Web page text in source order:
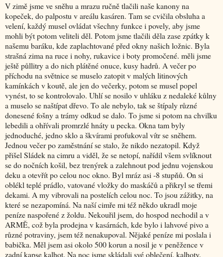
V zimě jsme ve sněhu a mrazu ručně tlačili naše kanony na
kopeček, do palpostu v areálu kasáren. Tam se cvičila obsluha a
velení, každý musel ovládat všechny funkce i povely, aby jsme
mohli být potom veliteli děl. Potom jsme tlačili děla zase zpátky k
našemu baráku, kde zaplachtované před okny našich ložnic. Byla
strašná zima na ruce i nohy, rukavice i boty promočené. měli jsme
ještě půllitry a do nich plátěné onuce, kusy hadrů. A večer po
příchodu na světnice se muselo zatopit v malých litinových
kamínkách v koutě, ale jen do večerky, potom se musel popel
vynést, to se kontrolovalo. Uhlí se nosilo v uhláku z nedaleké kůlny
a muselo se naštípat dřevo. To ale nebylo, tak se štípaly různé
donesené fošny a trámy odkud se dalo. To jsme si potom na chvilku
lebedili a ohřívali promrzlé hnáty u pecka. Okna tam byly
jednoduché, jedno sklo a škvírami profukoval vítr se sněhem.
Jednou večer po zaměstnání se stalo, že nikdo nezatopil. Když
přišel Sládek na cimru a viděl, že se netopí, nařídil všem svlíknout
se do nočních košil, bez trenýrek a zalehnout pod jednu vojenskou
deku a otevřít po celou noc okno. Byl mráz asi -8 stupňů. On si
oblékl teplé prádlo, vatované vložky do maskáčů a přikryl se třemi
dekami. A my vibrovali na postelích celou noc. To jsou zážitky, na
které se nezapomíná. Na naší cimře mi též někdo ukradl moje
peníze naspořené z žoldu. Nekouřil jsem, do hospod nechodil a v
ARMĚ, což byla prodejna v kasárnách, kde bylo i lahvové pivo a
různé potraviny, jsem též nenakupoval. Nějaké peníze mi poslala i
babička. Měl jsem asi okolo 500 korun a nosil je v peněžence v
zadní kapse kalhot. Na noc jsme skládali své oblečení, kalhoty,